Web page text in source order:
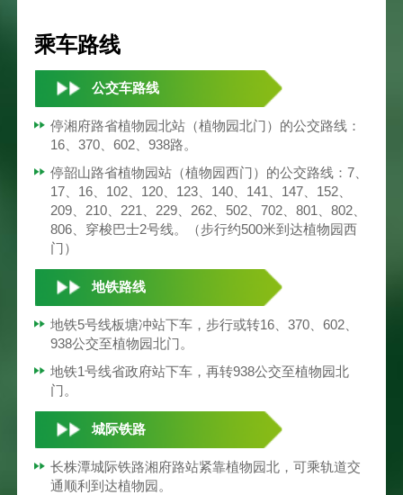
乘车路线
公交车路线
停湘府路省植物园北站（植物园北门）的公交路线：
16、370、602、938路。
停韶山路省植物园站（植物园西门）的公交路线：7、
17、16、102、120、123、140、141、147、152、
209、210、221、229、262、502、702、801、802、
806、穿梭巴士2号线。（步行约500米到达植物园西
门）
地铁路线
地铁5号线板塘冲站下车，步行或转16、370、602、
938公交至植物园北门。
地铁1号线省政府站下车，再转938公交至植物园北
门。
城际铁路
长株潭城际铁路湘府路站紧靠植物园北，可乘轨道交
通顺利到达植物园。